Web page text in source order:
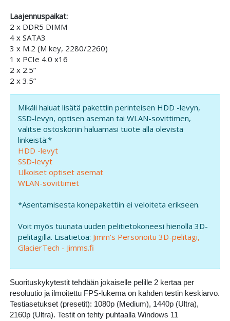
Laajennuspaikat:
2 x DDR5 DIMM
4 x SATA3
3 x M.2 (M key, 2280/2260)
1 x PCIe 4.0 x16
2 x 2.5”
2 x 3.5”
Mikäli haluat lisätä pakettiin perinteisen HDD -levyn,
SSD-levyn, optisen aseman tai WLAN-sovittimen,
valitse ostoskoriin haluamasi tuote alla olevista
linkeistä:*
HDD -levyt
SSD-levyt
Ulkoiset optiset asemat
WLAN-sovittimet
*Asentamisesta konepakettiin ei veloiteta erikseen.
Voit myös tuunata uuden pelitietokoneesi hienolla 3D-
pelitägillä. Lisätietoa: Jimm's Personoitu 3D-pelitägi,
GlacierTech - Jimms.fi
Suorituskykytestit tehdään jokaiselle pelille 2 kertaa per
resoluutio ja ilmoitettu FPS-lukema on kahden testin keskiarvo.
Testiasetukset (presetit): 1080p (Medium), 1440p (Ultra),
2160p (Ultra). Testit on tehty puhtaalla Windows 11